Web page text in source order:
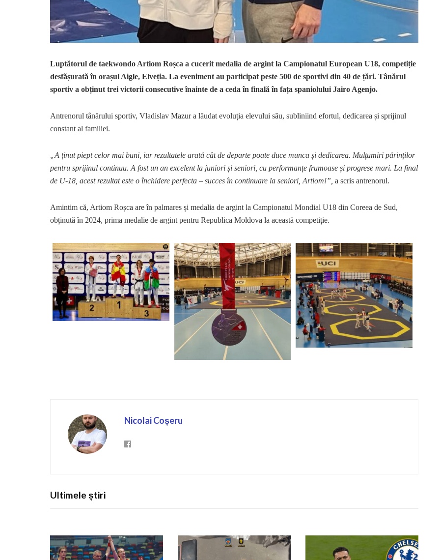
Luptătorul de taekwondo Artiom Roșca a cucerit medalia de argint la Campionatul European U18, competiție
desfășurată în orașul Aigle, Elveția. La eveniment au participat peste 500 de sportivi din 40 de țări. Tânărul
sportiv a obținut trei victorii consecutive înainte de a ceda în finală în fața spaniolului Jairo Agenjo.
Antrenorul tânărului sportiv, Vladislav Mazur a lăudat evoluția elevului său, subliniind efortul, dedicarea și sprijinul
constant al familiei.
„A ținut piept celor mai buni, iar rezultatele arată cât de departe poate duce munca și dedicarea. Mulțumiri părinților
pentru sprijinul continuu. A fost un an excelent la juniori și seniori, cu performanțe frumoase și progrese mari. La final
de U-18, acest rezultat este o închidere perfecta – succes în continuare la seniori, Artiom!”, a scris antrenorul.
Amintim că, Artiom Roșca are în palmares și medalia de argint la Campionatul Mondial U18 din Coreea de Sud,
obținută în 2024, prima medalie de argint pentru Republica Moldova la această competiție.
Nicolai Coșeru
Ultimele știri